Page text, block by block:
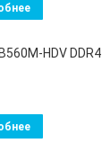
HDV DDR4